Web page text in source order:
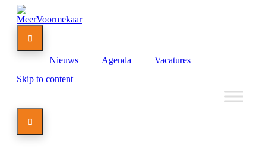

Nieuws Agenda
Vacatures
Skip to content
